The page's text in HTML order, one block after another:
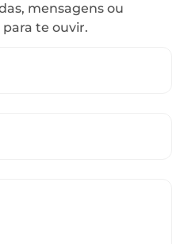
mensagens ou
te ouvir.